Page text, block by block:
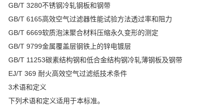
GB/T 3280不锈钢冷轧钢板和钢带
GB/T 6165高效空气过滤器性能试验方法透过率和阻力
GB/T 6669软质泡沫聚合材料压缩永久变形的测定
GB/T 9799金属覆盖层钢铁上的锌电镀层
GB/T 11253碳素结构钢和低合金结构钢冷轧薄钢板及钢带
EJ/T 369 耐火高效空气过滤纸技术条件
3术语和定义
下列术语和定义适用于本标准。